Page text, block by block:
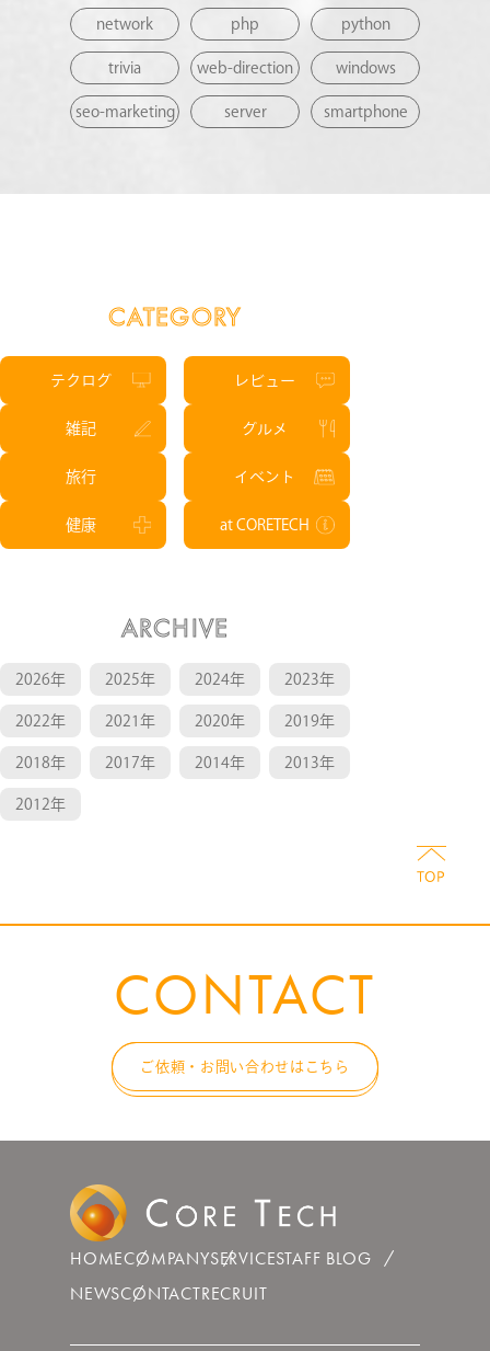
network php python
trivia web-direction windows
seo-marketing server smartphone
CATEGORY
テクログ レビュー
雑記 グルメ
旅行 イベント
健康 at CORETECH
ARCHIVE
2026年 2025年 2024年 2023年
2022年 2021年 2020年 2019年
2018年 2017年 2014年 2013年
2012年
CONTACT
ご依頼・お問い合わせはこちら
HOMECOMPANYSERVICESTAFF BLOG
NEWSCONTACTRECRUIT